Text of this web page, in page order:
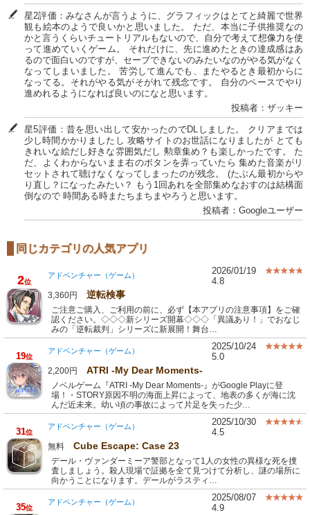
星2評価：みなさんが言うように、グラフィックはとてと綺麗で世界
観も絵本のようで良いかと思いました。 ただ、本当に子供推奨なの
かと言うくらいチュートリアルもないので、自分で考えて想像力を使
って進めていくゲーム。 それだけに、先に進めたときの達成感はあ
るので面白いのですが、セーブできないのみたいなのがやる気がなく
なってしまいました。 苦労して進んでも、またやるとき最初からに
なってる。それがやる気がそがれて残念です。 自分のペースでやり
進めれるようになれば良いのになと思います。
投稿者：ザッキー
星5評価：昔を思い出して安かったのでDLしました。 クリアまでは
少し時間かかりましたし 攻略サイトのお世話になりましたが とても
きれいな絵だし好きな雰囲気だし 勲章集め？も楽しかったです。 た
だ、よくわからないまま右のボタンを弄っていたら 集めた音楽がリ
セットされて聴けなくなってしまったのが残念。 (たぶん最初からや
り直し？になったみたい？ もう1回あれを全部集めなおすのは結構面
倒なので 時間ある時またちまちまやろうと思います。
投稿者：Googleユーザー
同じカテゴリの人気アプリ
2位
アドベンチャー（ゲーム）
2026/01/19
4.8
3,360円 逆転検事
ご注意ご購入、ご利用の前に、必ず【本アプリの注意事項】をご確
認ください。◇◇◇新シリーズ開幕◇◇◇「異議あり！」でおなじ
みの「逆転裁判」シリーズに新展開！舞台…
19位
アドベンチャー（ゲーム）
2025/10/24
5.0
2,200円 ATRI -My Dear Moments-
ノベルゲーム『ATRI -My Dear Moments-』がGoogle Playに登
場！・STORY原因不明の海面上昇によって、地表の多くが海に沈
んだ近未来。幼い頃の事故によって片足を失った少…
31位
アドベンチャー（ゲーム）
2025/10/30
4.5
無料 Cube Escape: Case 23
デール・ヴァンダーミーア警部となって1人の女性の異様な死を捜
査しましょう。殺人現場で証拠を全て見つけて分析し、謎の場所に
向かうことになります。デールがラスティ…
35位
アドベンチャー（ゲーム）
2025/08/07
4.9